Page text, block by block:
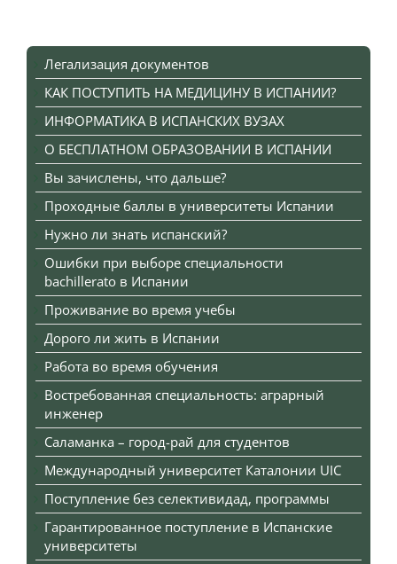
Легализация документов
КАК ПОСТУПИТЬ НА МЕДИЦИНУ В ИСПАНИИ?
ИНФОРМАТИКА В ИСПАНСКИХ ВУЗАХ
О БЕСПЛАТНОМ ОБРАЗОВАНИИ В ИСПАНИИ
Вы зачислены, что дальше?
Проходные баллы в университеты Испании
Нужно ли знать испанский?
Ошибки при выборе специальности
bachillerato в Испании
Проживание во время учебы
Дорого ли жить в Испании
Работа во время обучения
Востребованная специальность: аграрный
инженер
Саламанка – город-рай для студентов
Международный университет Каталонии UIC
Поступление без селективидад, программы
Гарантированное поступление в Испанские
университеты